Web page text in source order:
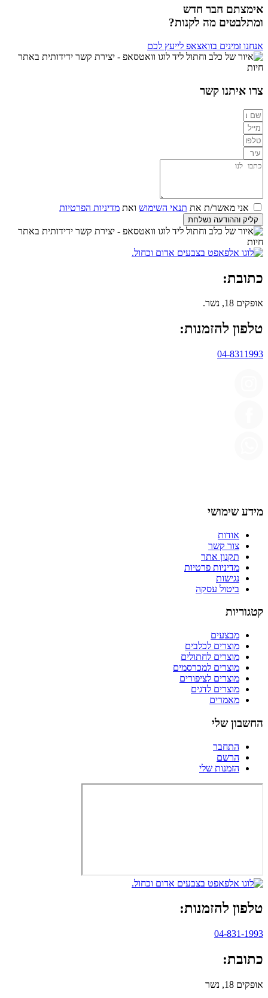
אימצתם חבר חדש
ומתלבטים מה לקנות?
אנחנו זמינים בוואצאפ לייעץ לכם
צרו איתנו קשר
אני מאשר/ת את תנאי השימוש ואת מדיניות הפרטיות
קליק וההודעה נשלחת
כתובת:
אופקים 18, נשר.
טלפון להזמנות:
04-8311993
מידע שימושי
אודות
צור קשר
תקנון אתר
מדיניות פרטיות
נגישות
ביטול עסקה
קטגוריות
מבצעים
מוצרים לכלבים
מוצרים לחתולים
מוצרים למכרסמים
מוצרים לציפורים
מוצרים לדגים
מאמרים
החשבון שלי
התחבר
הרשם
הזמנות שלי
טלפון להזמנות:
04-831-1993
כתובת:
אופקים 18, נשר